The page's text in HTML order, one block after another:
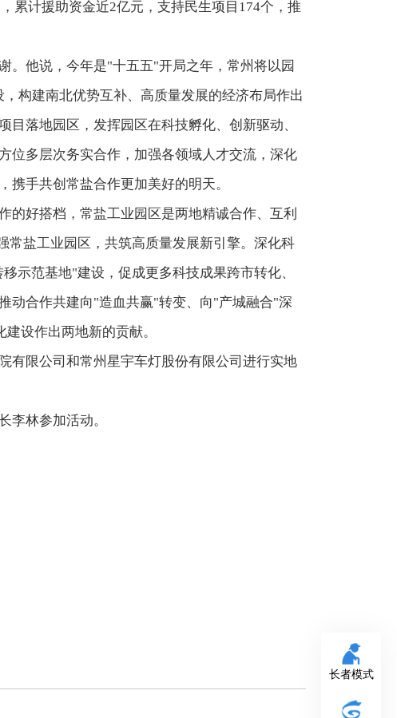
累计援助资金近2亿元，支持民生项目174个，推
。他说，今年是"十五五"开局之年，常州将以园
构建南北优势互补、高质量发展的经济布局作出
落地园区，发挥园区在科技孵化、创新驱动、
位多层次务实合作，加强各领域人才交流，深化
手共创常盐合作更加美好的明天。
的好搭档，常盐工业园区是两地精诚合作、互利
盐工业园区，共筑高质量发展新引擎。深化科
示范基地"建设，促成更多科技成果跨市转化、
动合作共建向"造血共赢"转变、向"产城融合"深
设作出两地新的贡献。
有限公司和常州星宇车灯股份有限公司进行实地
李林参加活动。
长者模式